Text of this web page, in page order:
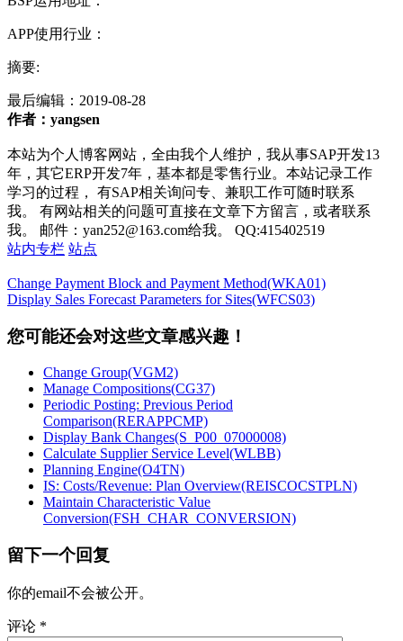
APP使用行业：
摘要:
最后编辑： 2019-08-28
作者：yangsen
本站为个人博客网站，全由我个人维护，我从事SAP开发13
年，其它ERP开发7年，基本都是零售行业。本站记录工作
学习的过程， 有SAP相关询问专、兼职工作可随时联系
我。 有网站相关的问题可直接在文章下方留言，或者联系
我。 邮件：yan252@163.com给我。 QQ:415402519
站内专栏 站点
Change Payment Block and Payment Method(WKA01)
Display Sales Forecast Parameters for Sites(WFCS03)
您可能还会对这些文章感兴趣！
Change Group(VGM2)
Manage Compositions(CG37)
Periodic Posting: Previous Period
Comparison(RERAPPCMP)
Display Bank Changes(S_P00_07000008)
Calculate Supplier Service Level(WLBB)
Planning Engine(O4TN)
IS: Costs/Revenue: Plan Overview(REISCOCSTPLN)
Maintain Characteristic Value
Conversion(FSH_CHAR_CONVERSION)
留下一个回复
你的email不会被公开。
评论 *